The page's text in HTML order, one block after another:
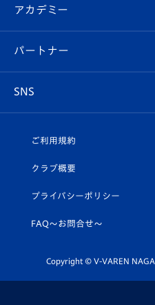
イベント
メディア
ホームタウン
スタッフプロフィール
マスコット紹介
平和祈念活動
ホームタウン活動
ヴィヴィくんの長崎おもてな
スタジアムグルメ
V-LOVERS（ファンクラブ）
プレイヤーズスイート
オンラインショップ
店舗情報
アカデミー
育成からのお知らせ
U-18
スクール
パートナー
SNS
ヴィヴィくんインスタグラム
公式LINE＠
ご利用規約
クラブ概要
プライバシーポリシー
FAQ〜お問合せ〜
Copyright © V-VAREN